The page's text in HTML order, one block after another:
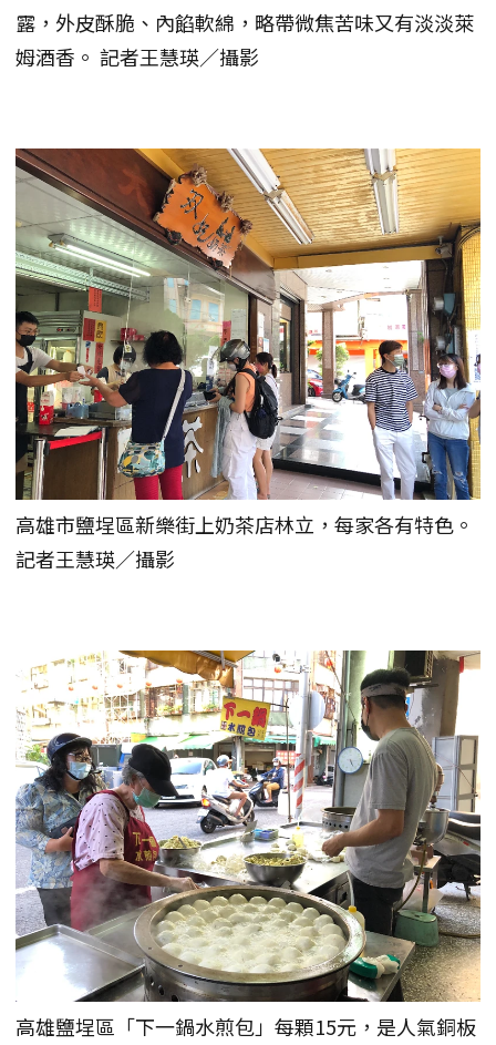
露，外皮酥脆、內餡軟綿，略帶微焦苦味又有淡淡萊
姆酒香。 記者王慧瑛／攝影
高雄市鹽埕區新樂街上奶茶店林立，每家各有特色。
記者王慧瑛／攝影
高雄鹽埕區「下一鍋水煎包」每顆15元，是人氣銅板